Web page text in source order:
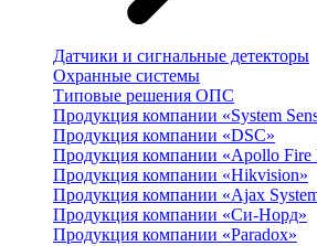
Датчики и сигнальные детекторы
Охранные системы
Типовые решения ОПС
Продукция компании «System
Продукция компании «DSC»
Продукция компании «Apollo Fire
Продукция компании «Hikvision»
Продукция компании «Ajax
Продукция компании «Си-Норд»
Продукция компании «Paradox»